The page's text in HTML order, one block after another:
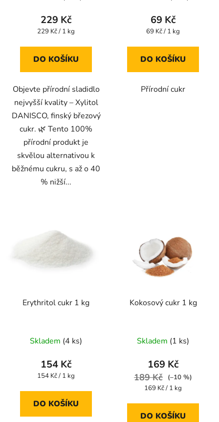
produktu
je
z
229 Kč
Měrná
229 Kč / 1 kg
DO KOŠÍKU
Objevte přírodní sladidlo
nejvyšší kvality – Xylitol
DANISCO, finský březový
cukr. 🌿 Tento 100%
přírodní produkt je
skvělou alternativou k
běžnému cukru, s až o 40
% nižší...
69 Kč
Měrná
69 Kč / 1 kg
DO KOŠÍKU
Přírodní cukr
Erythritol cukr 1 kg
hodnocení
produktu
je
z
Skladem (4 ks)
154 Kč
Měrná
154 Kč / 1 kg
DO KOŠÍKU
Kokosový cukr 1 kg
hodnocení
produktu
je
4,3
5
Skladem (1 ks)
169 Kč
189 Kč
(–10 %)
Měrná
169 Kč / 1 kg
DO KOŠÍKU